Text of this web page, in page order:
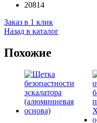
20814
Заказ в 1 клик
Назад в каталог
Похожие